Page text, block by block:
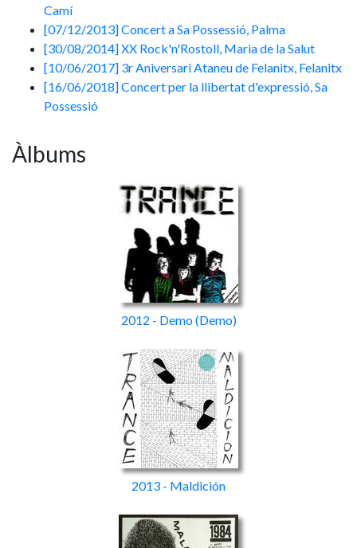
Camí
[07/12/2013] Concert a Sa Possessió, Palma
[30/08/2014] XX Rock'n'Rostoll, Maria de la Salut
[10/06/2017] 3r Aniversari Ataneu de Felanitx, Felanitx
[16/06/2018] Concert per la llibertat d'expressió, Sa
Possessió
Àlbums
2012 - Demo(Demo)
2013 - Maldición